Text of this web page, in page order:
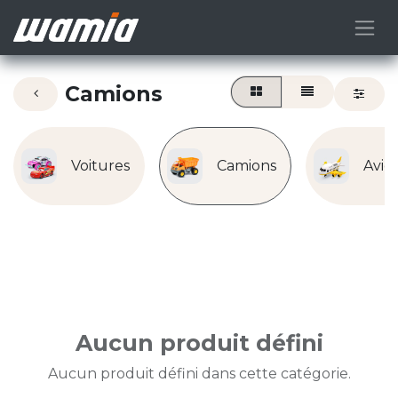
Camions
Voitures Camions
Aucun produit défini
Aucun produit défini dans cette catégorie.